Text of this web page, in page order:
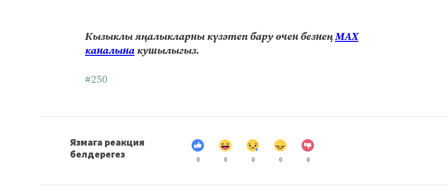
Кызыклы яңалыкларны күзәтеп бару өчен безнеңМАХ
каналына кушылыгыз.
#250
Язмага реакция
белдерегез
0 0 0 0 0